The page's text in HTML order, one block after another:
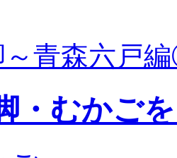
～青森六戸
・むかご